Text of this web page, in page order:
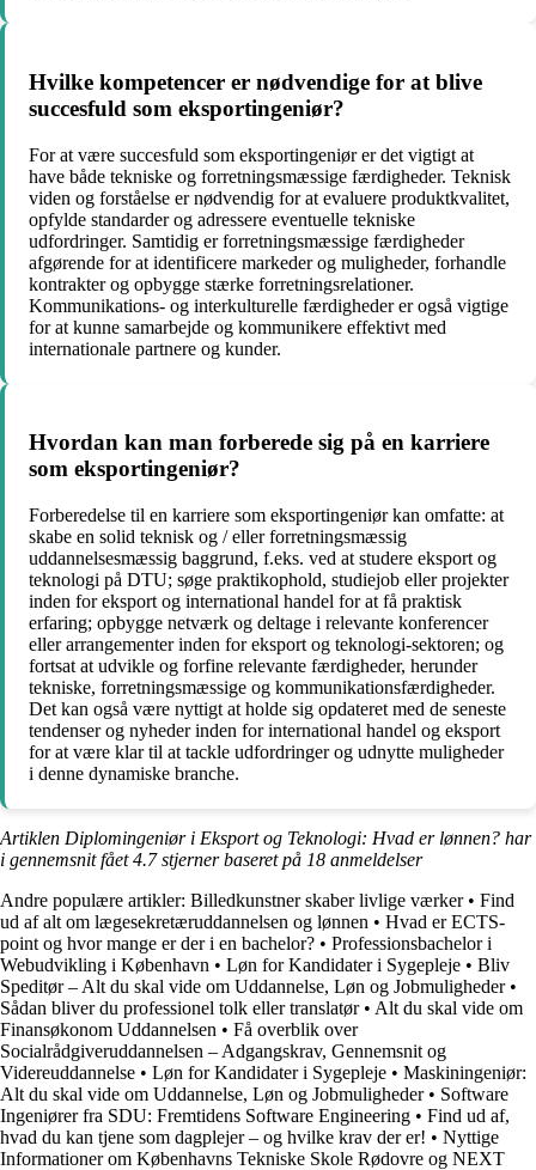
Hvilke kompetencer er nødvendige for at blive
succesfuld som eksportingeniør?
For at være succesfuld som eksportingeniør er det vigtigt at
have både tekniske og forretningsmæssige færdigheder. Teknisk
viden og forståelse er nødvendig for at evaluere produktkvalitet,
opfylde standarder og adressere eventuelle tekniske
udfordringer. Samtidig er forretningsmæssige færdigheder
afgørende for at identificere markeder og muligheder, forhandle
kontrakter og opbygge stærke forretningsrelationer.
Kommunikations- og interkulturelle færdigheder er også vigtige
for at kunne samarbejde og kommunikere effektivt med
internationale partnere og kunder.
Hvordan kan man forberede sig på en karriere
som eksportingeniør?
Forberedelse til en karriere som eksportingeniør kan omfatte: at
skabe en solid teknisk og / eller forretningsmæssig
uddannelsesmæssig baggrund, f.eks. ved at studere eksport og
teknologi på DTU; søge praktikophold, studiejob eller projekter
inden for eksport og international handel for at få praktisk
erfaring; opbygge netværk og deltage i relevante konferencer
eller arrangementer inden for eksport og teknologi-sektoren; og
fortsat at udvikle og forfine relevante færdigheder, herunder
tekniske, forretningsmæssige og kommunikationsfærdigheder.
Det kan også være nyttigt at holde sig opdateret med de seneste
tendenser og nyheder inden for international handel og eksport
for at være klar til at tackle udfordringer og udnytte muligheder
i denne dynamiske branche.
Artiklen Diplomingeniør i Eksport og Teknologi: Hvad er lønnen? har
i gennemsnit fået4.7stjerner baseret på 18 anmeldelser
Andre populære artikler: Billedkunstner skaber livlige værker• Find
ud af alt om lægesekretæruddannelsen og lønnen • Hvad er ECTS-
point og hvor mange er der i en bachelor? • Professionsbachelor i
Webudvikling i København • Løn for Kandidater i Sygepleje • Bliv
Speditør – Alt du skal vide om Uddannelse, Løn og Jobmuligheder•
Sådan bliver du professionel tolk eller translatør• Alt du skal vide om
Finansøkonom Uddannelsen • Få overblik over
Socialrådgiveruddannelsen – Adgangskrav, Gennemsnit og
Videreuddannelse • Løn for Kandidater i Sygepleje • Maskiningeniør:
Alt du skal vide om Uddannelse, Løn og Jobmuligheder• Software
Ingeniører fra SDU: Fremtidens Software Engineering • Find ud af,
hvad du kan tjene som dagplejer – og hvilke krav der er! • Nyttige
Informationer om Københavns Tekniske Skole Rødovre og NEXT